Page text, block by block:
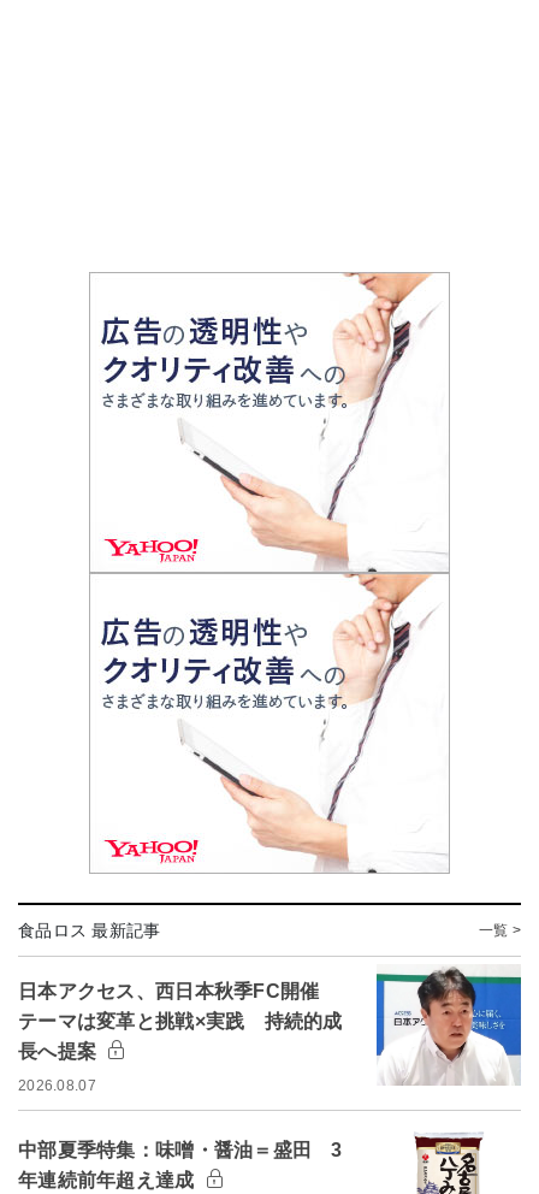
食品ロス 最新記事 一覧 >
日本アクセス、西日本秋季FC開催
テーマは変革と挑戦×実践 持続的成
長へ提案
2026.08.07
中部夏季特集：味噌・醤油＝盛田 3
年連続前年超え達成